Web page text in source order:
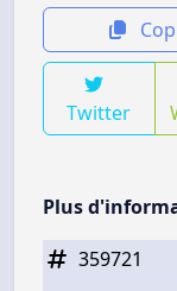
Twitter
Plus
359721